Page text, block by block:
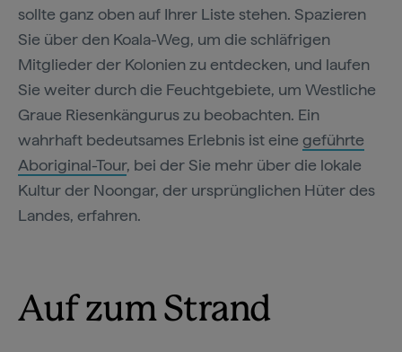
sollte ganz oben auf Ihrer Liste stehen. Spazieren
Sie über den Koala-Weg, um die schläfrigen
Mitglieder der Kolonien zu entdecken, und laufen
Sie weiter durch die Feuchtgebiete, um Westliche
Graue Riesenkängurus zu beobachten. Ein
wahrhaft bedeutsames Erlebnis ist eine geführte
Aboriginal-Tour, bei der Sie mehr über die lokale
Kultur der Noongar, der ursprünglichen Hüter des
Landes, erfahren.
Auf zum Strand